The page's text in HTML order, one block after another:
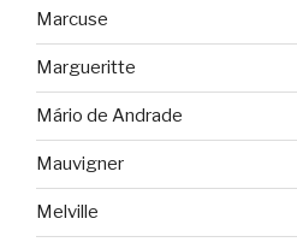
Marcuse
Margueritte
Mário de Andrade
Mauvigner
Melville